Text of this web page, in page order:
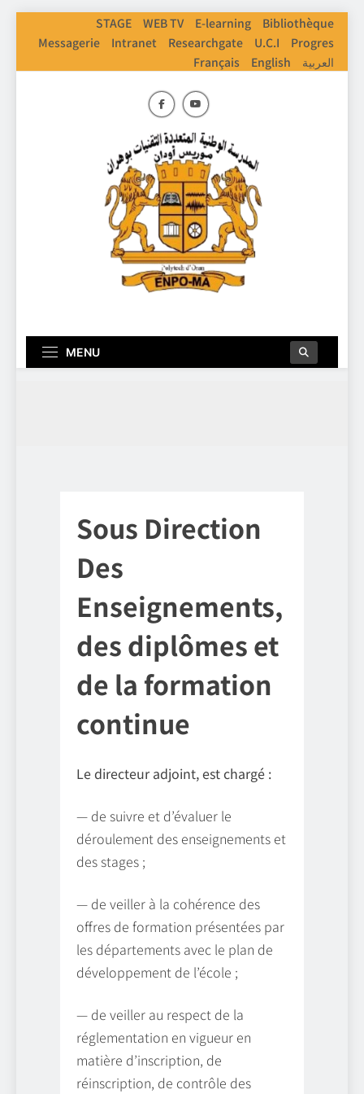
STAGE WEB TV E-learning
Bibliothèque
Messagerie
Intranet Researchgate U.C.I
Progres
Français
English العربية
MENU
Sous Direction
Des
Enseignements,
des diplômes et
de la formation
continue
Le directeur adjoint, est chargé :
— de suivre et d’évaluer le
déroulement des enseignements et
des stages ;
— de veiller à la cohérence des
offres de formation présentées par
les départements avec le plan de
développement de l’école ;
— de veiller au respect de la
réglementation en vigueur en
matière d’inscription, de
réinscription, de contrôle des